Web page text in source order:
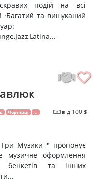
подій на всі
·Багатий та вишуканий
Чернівці ... від 100 $
Музики " пропонує
музичне оформлення
бенкетів та інших